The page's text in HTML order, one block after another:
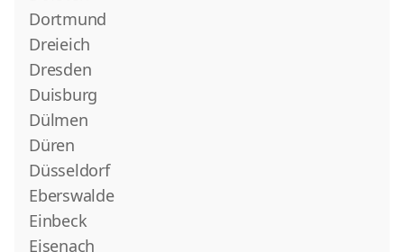
Dortmund
Dreieich
Dresden
Duisburg
Dülmen
Düren
Düsseldorf
Eberswalde
Einbeck
Eisenach